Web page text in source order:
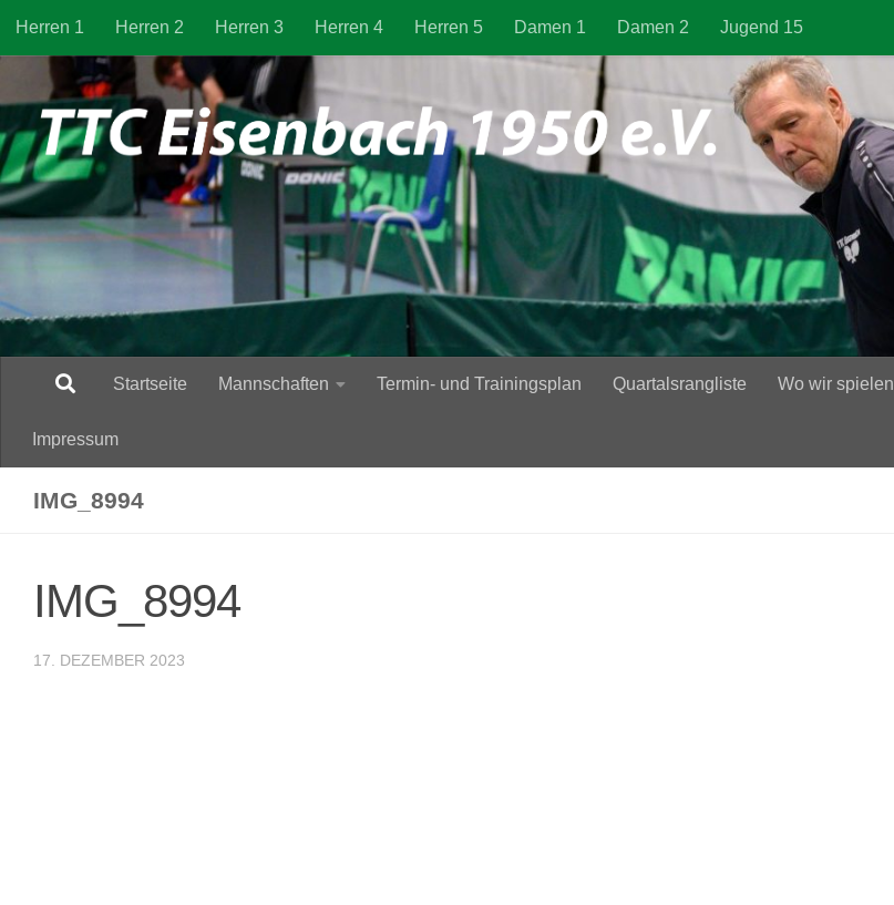
Zum Inhalt springen
Herren 1 Herren 2 Herren 3 Herren 4 Herren 5 Damen 1 Damen 2 Jugend 15
Startseite Mannschaften Termin- und Trainingsplan Quartalsrangliste Wo wir spielen
Impressum
IMG_8994
IMG_8994
17. DEZEMBER 2023